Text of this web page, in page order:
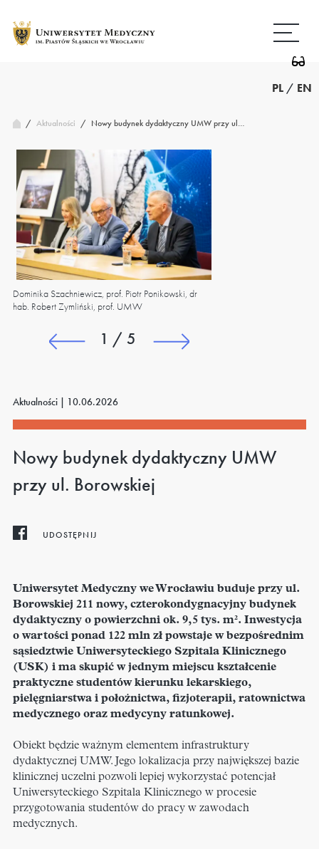
treści
strony
PL / EN
/ Aktualności / Nowy budynek dydaktyczny UMW przy ul…
Dominika Szachniewicz, prof. Piotr Ponikowski, dr
hab. Robert Zymliński, prof. UMW
1 / 5
Aktualności | 10.06.2026
Nowy budynek dydaktyczny UMW
przy ul. Borowskiej
UDOSTĘPNIJ
Uniwersytet Medyczny we Wrocławiu buduje przy ul.
Borowskiej 211 nowy, czterokondygnacyjny budynek
dydaktyczny o powierzchni ok. 9,5 tys. m². Inwestycja
o wartości ponad 122 mln zł powstaje w bezpośrednim
sąsiedztwie Uniwersyteckiego Szpitala Klinicznego
(USK) i ma skupić w jednym miejscu kształcenie
praktyczne studentów kierunku lekarskiego,
pielęgniarstwa i położnictwa, fizjoterapii, ratownictwa
medycznego oraz medycyny ratunkowej.
Obiekt będzie ważnym elementem infrastruktury
dydaktycznej UMW. Jego lokalizacja przy największej bazie
klinicznej uczelni pozwoli lepiej wykorzystać potencjał
Uniwersyteckiego Szpitala Klinicznego w procesie
przygotowania studentów do pracy w zawodach
medycznych.